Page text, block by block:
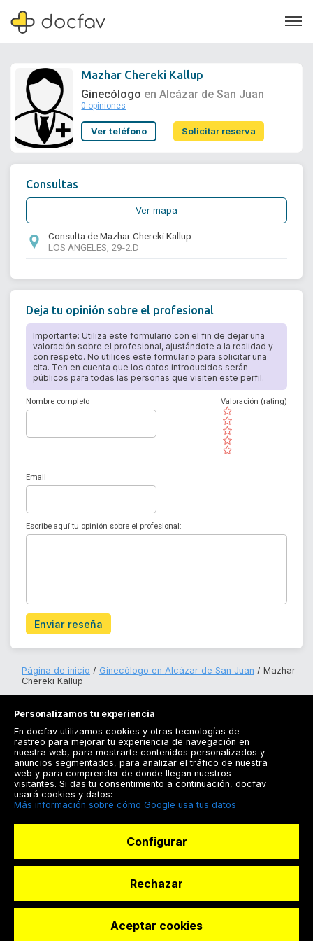
Soporte
Mazhar Chereki Kallup
Ginecólogo en Alcázar de San Juan
0 opiniones
Ver teléfono Solicitar reserva
Consultas
Ver mapa
Consulta de Mazhar Chereki Kallup
LOS ANGELES, 29-2.D
Deja tu opinión sobre el profesional
Importante: Utiliza este formulario con el fin de dejar una
valoración sobre el profesional, ajustándote a la realidad y
con respeto. No utilices este formulario para solicitar una
cita. Ten en cuenta que los datos introducidos serán
públicos para todas las personas que visiten este perfil.
Nombre completo
( )
( )
( )
( )
( )
Valoración (rating)
Email
Escribe aquí tu opinión sobre el profesional:
Enviar reseña
Página de inicio Ginecólogo en Alcázar de San Juan
Mazhar
Chereki Kallup
Registrarse
Docfav
© Dashboard Technologies S.L
Personalizamos tu experiencia
En docfav utilizamos cookies y otras tecnologías de
rastreo para mejorar tu experiencia de navegación en
nuestra web, para mostrarte contenidos personalizados y
anuncios segmentados, para analizar el tráfico de nuestra
web y para comprender de donde llegan nuestros
visitantes. Si das tu consentimiento a continuación, docfav
usará cookies y datos:
Más información sobre cómo Google usa tus datos
Configurar
Rechazar
Aceptar cookies